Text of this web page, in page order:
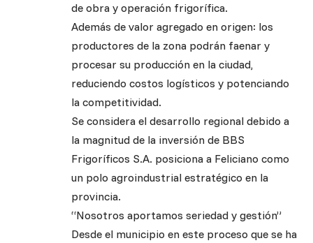
de obra y operación frigorífica.
Además de valor agregado en origen: los
productores de la zona podrán faenar y
procesar su producción en la ciudad,
reduciendo costos logísticos y potenciando
la competitividad.
Se considera el desarrollo regional debido a
la magnitud de la inversión de BBS
Frigoríficos S.A. posiciona a Feliciano como
un polo agroindustrial estratégico en la
provincia.
“Nosotros aportamos seriedad y gestión”
Desde el municipio en este proceso que se ha